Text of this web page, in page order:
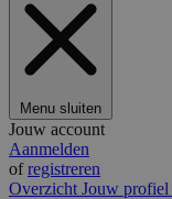
Menu sluiten
Jouw account
Aanmelden
ofregistreren
Overzicht Jouw profiel